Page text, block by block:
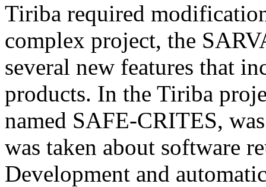
Tiriba required
complex project, the
several new features that
products. In the Tiriba
named SAFE-CRITES,
was taken about software
Development and